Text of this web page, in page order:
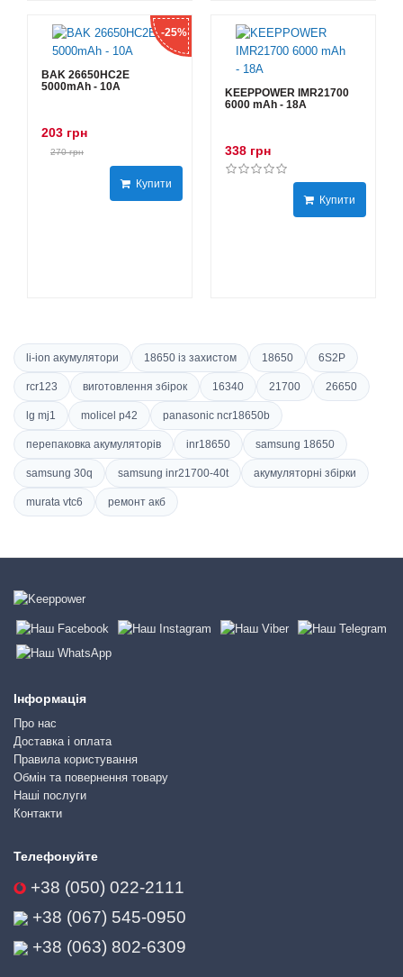
-25%
BAK 26650HC2E
5000mAh - 10А
203 грн
270 грн
Купити
KEEPPOWER IMR21700
6000 mAh - 18А
338 грн
Купити
li-ion акумулятори 18650 із захистом 18650 6S2P
rcr123 виготовлення збірок 16340 21700 26650
lg mj1 molicel p42 panasonic ncr18650b
перепаковка акумуляторів inr18650 samsung 18650
samsung 30q samsung inr21700-40t акумуляторні збірки
murata vtc6 ремонт акб
Інформація
Про нас
Доставка і оплата
Правила користування
Обмін та повернення товару
Наші послуги
Контакти
Телефонуйте
+38 (050) 022-2111
+38 (067) 545-0950
+38 (063) 802-6309